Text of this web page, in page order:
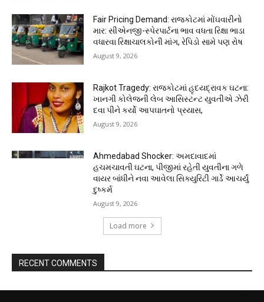
Fair Pricing Demand: રાજકોટમાં મોંઘવારીનો
માર: સીએનજી-સ્પેરપાર્ટના ભાવ વધતા રિક્ષા ભાડા
વધારવા રિક્ષાચાલકોની માંગ, રેપિડો સામે પણ રોષ
August 9, 2026
Rajkot Tragedy: રાજકોટમાં હૃદયદ્રાવક ઘટના:
ખાનગી કોલેજની લેબ આસિસ્ટન્ટ યુવતીએ ઝેરી
દવા પીને કર્યો આપઘાતનો પ્રયાસ,
August 9, 2026
Ahmedabad Shocker: અમદાવાદમાં
હચમચાવતી ઘટના, પીજીમાં રહેતી યુવતીના ગળે
વાયર બાંધીને નવા આવેલા સિક્યુરિટી ગાર્ડે આચર્યું
દુષ્કર્મ
August 9, 2026
Load more
RECENT COMMENTS